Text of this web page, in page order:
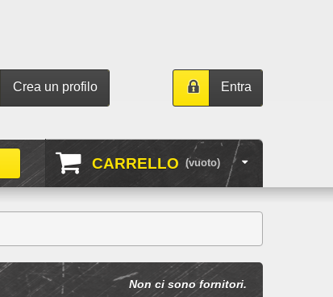
Entra
Crea un profilo
CARRELLO (vuoto)
Non ci sono fornitori.